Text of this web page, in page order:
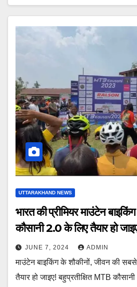
UTTARAKHAND NEWS
भारत की प्रीमियर माउंटेन
कौसानी 2.0 के लिए तैयार हो
JUNE 7, 2024 ADMIN
माउंटेन बाइकिंग के शौकीनों, जीवन की सबसे
तैयार हो जाइए! बहुप्रतीक्षित MTB